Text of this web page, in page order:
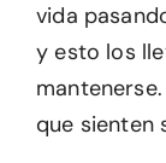
vida
y esto los
que sienten